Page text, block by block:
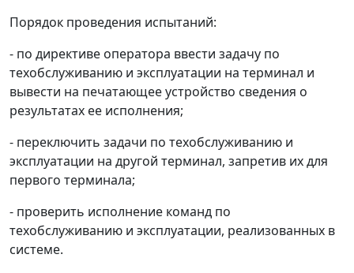
Порядок проведения испытаний:
- по директиве оператора ввести задачу по
техобслуживанию и эксплуатации на терминал и
вывести на печатающее устройство сведения о
результатах ее исполнения;
- переключить задачи по техобслуживанию и
эксплуатации на другой терминал, запретив их для
первого терминала;
- проверить исполнение команд по
техобслуживанию и эксплуатации, реализованных в
системе.